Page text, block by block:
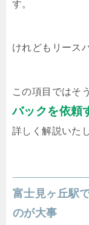
す。
けれどもリース
この項目ではそ
バックを依頼
詳しく解説いた
富士見ヶ丘駅
のが大事